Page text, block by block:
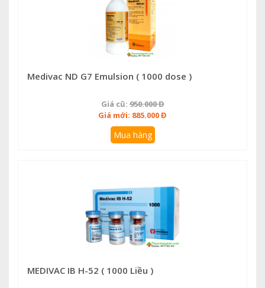
Medivac ND G7 Emulsion ( 1000 dose )
Giá cũ:950.000 Đ
Giá mới: 885.000 Đ
Mua hàng
MEDIVAC IB H-52 ( 1000 Liều )